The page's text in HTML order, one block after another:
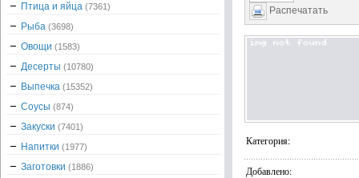
Распечатать
Категория:
Добавлено:
Птица и яйца (7361)
Рыба (3698)
Овощи (1583)
Десерты (10780)
Выпечка (15352)
Соусы (874)
Закуски (7401)
Напитки (1977)
Заготовки (1886)